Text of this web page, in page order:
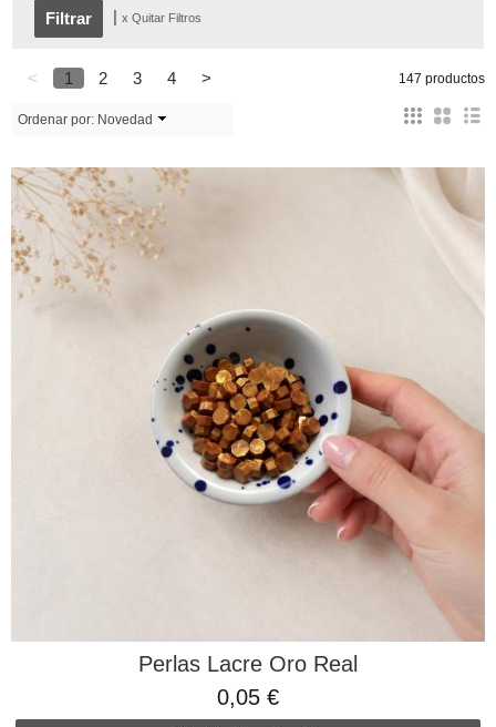
| x Quitar Filtros
< 1 2 3 4 > 147 productos
Ordenar por: Novedad
Perlas Lacre Oro Real
0,05 €